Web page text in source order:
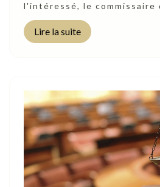
l'intéressé, le commissaire
Lire la suite